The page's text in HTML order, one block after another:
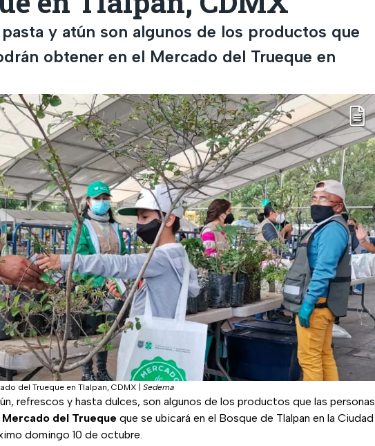
y atún son algunos de los productos que
obtener en el Mercado del Trueque en
del Trueque en Tlalpan, CDMX Sedema
refrescos y hasta dulces, son algunos de los productos que las personas
Mercado del Trueque que se ubicará en el Bosque de Tlalpan en la Ciudad
domingo 10 de octubre.